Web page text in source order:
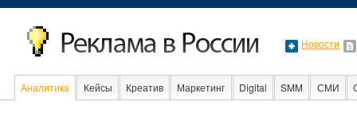
Новости
Аналитика Кейсы Креатив Маркетинг Digital SMM СМИ